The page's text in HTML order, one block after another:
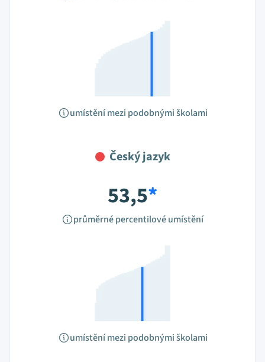
umístění mezi podobnými školami
Český jazyk
53,5*
průměrné percentilové umístění
umístění mezi podobnými školami